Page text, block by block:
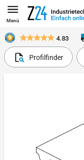
Menü
4.83
Profilfinder